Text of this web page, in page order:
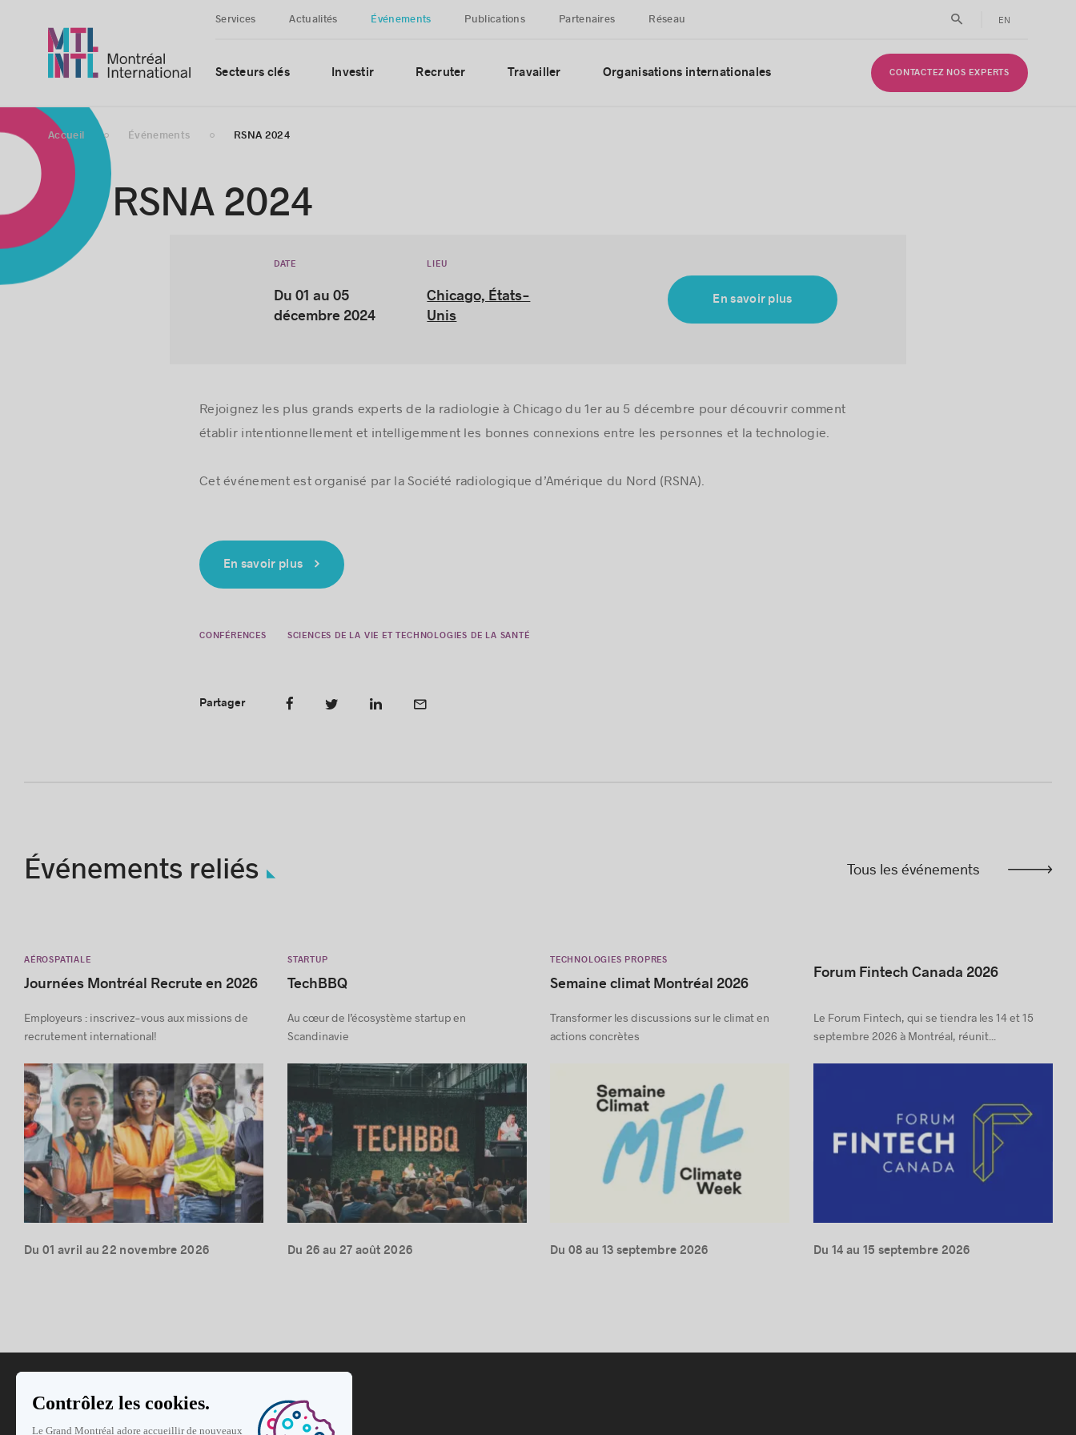
Services Actualités Événements Publications Partenaires Réseau EN
Secteurs clés Investir Recruter Travailler Organisations internationales CONTACTEZ NOS EXPERTS
Accueil Événements RSNA 2024
RSNA 2024
DATE
Du 01 au 05
décembre 2024
LIEU
Chicago, États-
Unis
En savoir plus
Rejoignez les plus grands experts de la radiologie à Chicago du 1er au 5 décembre pour découvrir comment
établir intentionnellement et intelligemment les bonnes connexions entre les personnes et la technologie.
Cet événement est organisé par la Société radiologique d’Amérique du Nord (RSNA).
En savoir plus
CONFÉRENCES SCIENCES DE LA VIE ET TECHNOLOGIES DE LA SANTÉ
Partager
Événements reliés Tous les événements
AÉROSPATIALE
Journées Montréal Recrute en 2026
Employeurs : inscrivez-vous aux missions de
recrutement international!
Du 01 avril au 22 novembre 2026
STARTUP
TechBBQ
Au cœur de l’écosystème startup en
Scandinavie
Du 26 au 27 août 2026
TECHNOLOGIES PROPRES
Semaine climat Montréal 2026
Transformer les discussions sur le climat en
actions concrètes
Du 08 au 13 septembre 2026
Forum Fintech Canada 2026
Le Forum Fintech, qui se tiendra les 14 et 15
septembre 2026 à Montréal, réunit...
Du 14 au 15 septembre 2026